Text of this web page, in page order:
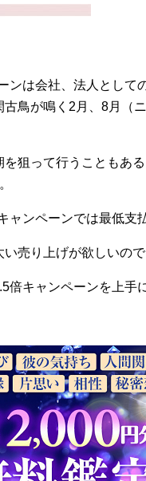
ンは会社、法人とし
鳥が鳴く2月、8月（
を狙って行うこともあ
ャンペーンでは最低支
売り上げが欲しいので
倍キャンペーンを上手